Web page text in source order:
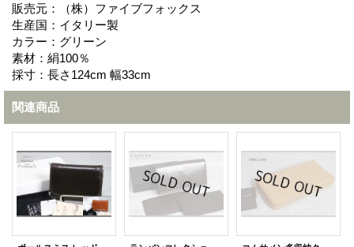
販売元：（株）ファイブフォックス
生産国：イタリー製
カラー：グリーン
素材：絹100％
採寸：長さ124cm 幅33cm
関連商品